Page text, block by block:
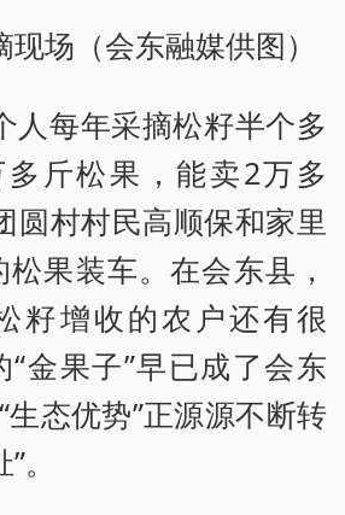
场（会东融媒供图）
人每年采摘松籽半个多
斤松果，能卖2万多
圆村村民高顺保和家里
果装车。在会东县，
籽增收的农户还有很
金果子”早已成了会东
生态优势”正源源不断转
。